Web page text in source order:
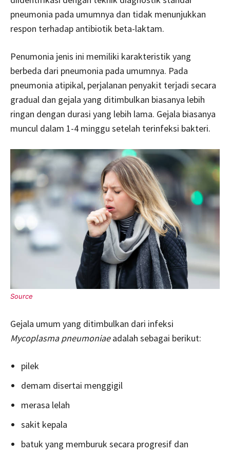
pneumonia pada umumnya dan tidak menunjukkan
respon terhadap antibiotik beta-laktam.
Penumonia jenis ini memiliki karakteristik yang
berbeda dari pneumonia pada umumnya. Pada
pneumonia atipikal, perjalanan penyakit terjadi secara
gradual dan gejala yang ditimbulkan biasanya lebih
ringan dengan durasi yang lebih lama. Gejala biasanya
muncul dalam 1-4 minggu setelah terinfeksi bakteri.
Gejala umum yang ditimbulkan dari infeksi
Mycoplasma pneumoniaeadalah sebagai berikut:
pilek
demam disertai menggigil
merasa lelah
sakit kepala
batuk yang memburuk secara progresif dan